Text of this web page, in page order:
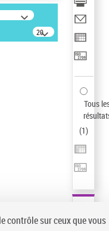
20
résultats/page
Tous
(1)
contrôle sur ceux que vous